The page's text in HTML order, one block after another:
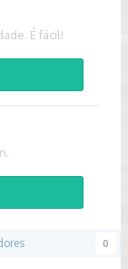
É fácil!
0